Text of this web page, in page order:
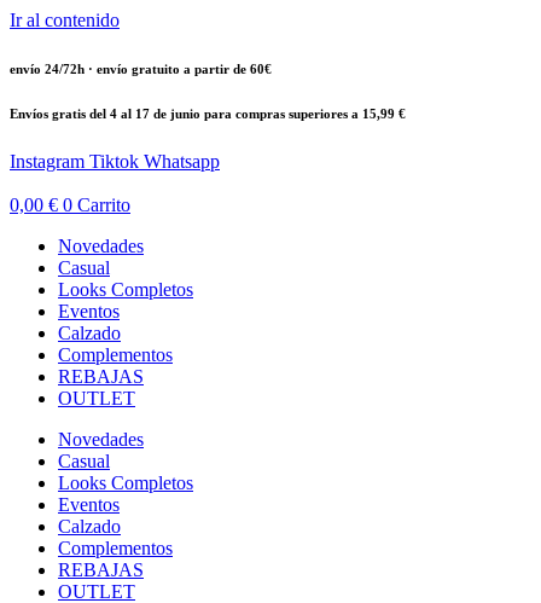
Ir al contenido
envío 24/72h · envío gratuito a partir de 60€
Envíos gratis del 4 al 17 de junio para compras superiores a 15,99 €
Instagram Tiktok Whatsapp
0,00 € 0 Carrito
Novedades
Casual
Looks Completos
Eventos
Calzado
Complementos
REBAJAS
OUTLET
Novedades
Casual
Looks Completos
Eventos
Calzado
Complementos
REBAJAS
OUTLET